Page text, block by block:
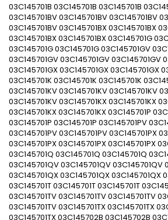
03C145701B 03C145701B 03C145701B
03C145701BV 03C145701BV 03C145701BV
03C145701BV 03C145701BX 03C145701BX
03C145701BX 03C145701BX 03C145701G
03C145701G 03C145701G 03C145701GV
03C145701GV 03C145701GV 03C145701GV
03C145701GX 03C145701GX 03C145701GX
03C145701K 03C145701K 03C145701K
03C145701KV 03C145701KV 03C145701KV
03C145701KV 03C145701KX 03C145701KX
03C145701KX 03C145701KX 03C145701P
03C145701P 03C145701P 03C145701PV
03C145701PV 03C145701PV 03C145701PX
03C145701PX 03C145701PX 03C145701PX
03C145701Q 03C145701Q 03C145701Q
03C145701QV 03C145701QV 03C145701QV
03C145701QX 03C145701QX 03C145701QX
03C145701T 03C145701T 03C145701T
03C145701TV 03C145701TV 03C145701TV
03C145701TV 03C145701TX 03C145701TX
03C145701TX 03C145702B 03C145702B